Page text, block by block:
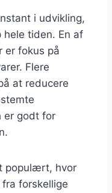
i udvikling,
hele tiden. En af
er fokus på
Flere
at reducere
er godt for
populært, hvor
forskellige